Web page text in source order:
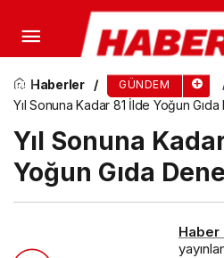
Haberler GÜNDEM
Yıl Sonuna Kadar 81 İlde Yoğun Gıda
Yıl Sonuna
Yoğun Gıda
Hâkimler ve Savcılar
Kritik Uyarı: Gerekçeli